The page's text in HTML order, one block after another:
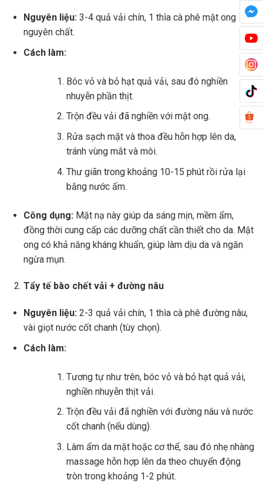
Nguyên liệu: 3-4 quả vải chín, 1 thìa cà phê mật ong
nguyên chất.
Cách làm:
Bóc vỏ và bỏ hạt quả vải, sau đó nghiền
nhuyễn phần thịt.
Trộn đều vải đã nghiền với mật ong.
Rửa sạch mặt và thoa đều hỗn hợp lên da,
tránh vùng mắt và môi.
Thư giãn trong khoảng 10-15 phút rồi rửa lại
bằng nước ấm.
Công dụng: Mặt nạ này giúp da sáng mịn, mềm ẩm,
đồng thời cung cấp các dưỡng chất cần thiết cho da. Mật
ong có khả năng kháng khuẩn, giúp làm dịu da và ngăn
ngừa mụn.
Tẩy tế bào chết vải + đường nâu
Nguyên liệu: 2-3 quả vải chín, 1 thìa cà phê đường nâu,
vài giọt nước cốt chanh (tùy chọn).
Cách làm:
Tương tự như trên, bóc vỏ và bỏ hạt quả vải,
nghiền nhuyễn thịt vải.
Trộn đều vải đã nghiền với đường nâu và nước
cốt chanh (nếu dùng).
Làm ẩm da mặt hoặc cơ thể, sau đó nhẹ nhàng
massage hỗn hợp lên da theo chuyển động
tròn trong khoảng 1-2 phút.